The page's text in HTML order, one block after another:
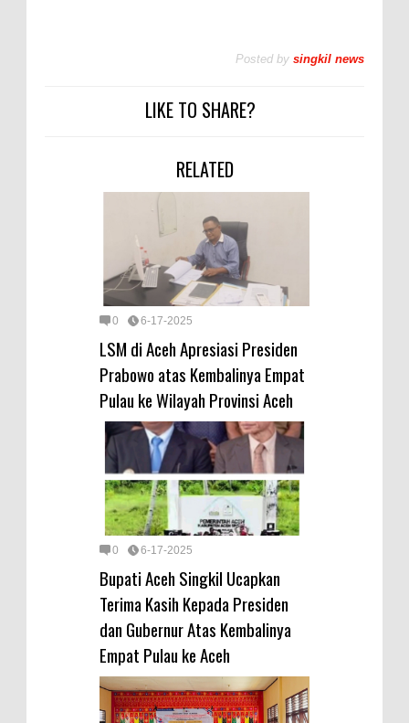
Posted by singkil news
LIKE TO SHARE?
RELATED
0 6-17-2025
LSM di Aceh Apresiasi Presiden
Prabowo atas Kembalinya Empat
Pulau ke Wilayah Provinsi Aceh
0 6-17-2025
Bupati Aceh Singkil Ucapkan
Terima Kasih Kepada Presiden
dan Gubernur Atas Kembalinya
Empat Pulau ke Aceh